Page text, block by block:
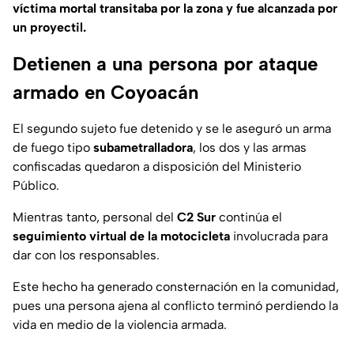
víctima mortal transitaba por la zona y fue alcanzada por
un proyectil.
Detienen a una persona por ataque
armado en Coyoacán
El segundo sujeto fue detenido y se le aseguró un arma
de fuego tipo subametralladora, los dos y las armas
confiscadas quedaron a disposición del Ministerio
Público.
Mientras tanto, personal del C2 Sur continúa el
seguimiento virtual de la motocicleta involucrada para
dar con los responsables.
Este hecho ha generado consternación en la comunidad,
pues una persona ajena al conflicto terminó perdiendo la
vida en medio de la violencia armada.